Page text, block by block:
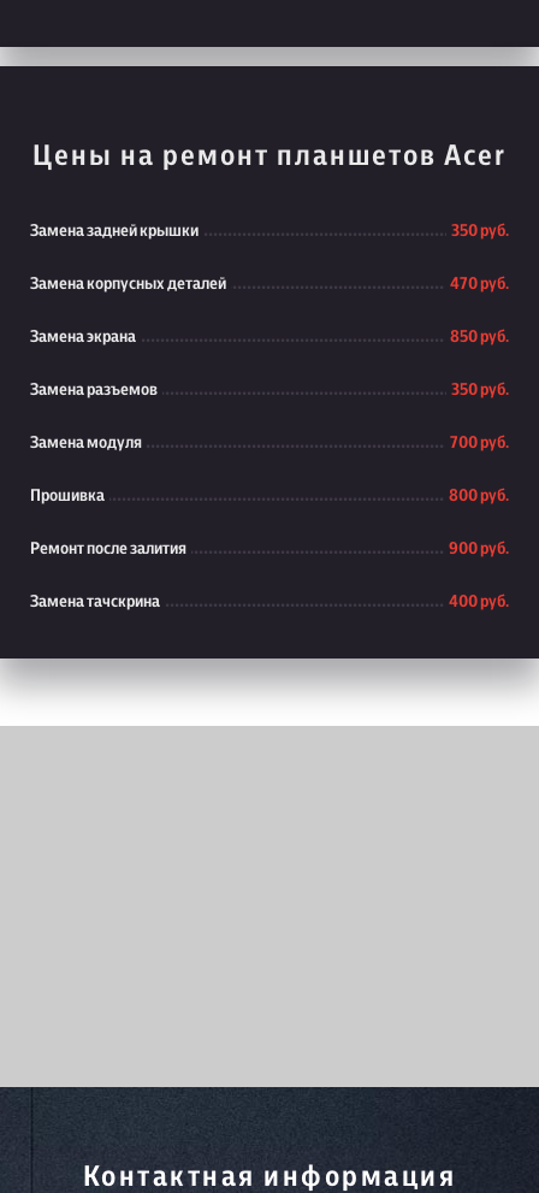
Цены на ремонт планшетов Acer
Замена задней крышки 350 руб.
Замена корпусных деталей 470 руб.
Замена экрана 850 руб.
Замена разъемов 350 руб.
Замена модуля 700 руб.
Прошивка 800 руб.
Ремонт после залития 900 руб.
Замена тачскрина 400 руб.
Контактная информация